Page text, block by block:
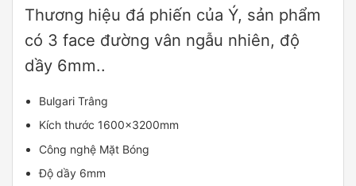
Thương hiệu đá phiến của Ý, sản phẩm
có 3 face đường vân ngẫu nhiên, độ
dầy 6mm..
Bulgari Trâng
Kích thước 1600x3200mm
Công nghệ Mặt Bóng
Độ dầy 6mm